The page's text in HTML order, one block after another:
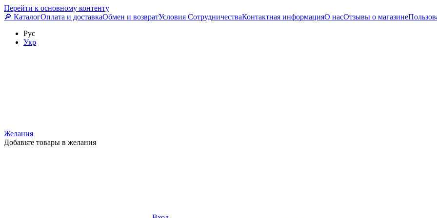
Перейти к основному контенту
🔎 КаталогОплата и доставкаОбмен и возвратУсловия СотрудничестваКонтактная информацияО насОтзывы о магазине
Рус
Укр
Желания
Добавьте товары в желания